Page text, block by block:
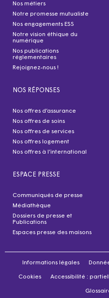
Nos métiers
Notre promesse mutualiste
Nos engagements ESS
Notre vision éthique du
numérique
Nos publications
réglementaires
Rejoignez-nous !
NOS RÉPONSES
Nos offres d’assurance
Nos offres de soins
Nos offres de services
Nos offres logement
Nos offres à l’international
ESPACE PRESSE
Communiqués de presse
Médiathèque
Dossiers de presse et
Publications
Espaces presse des maisons
Informations légales
Cookies Accessibilité :